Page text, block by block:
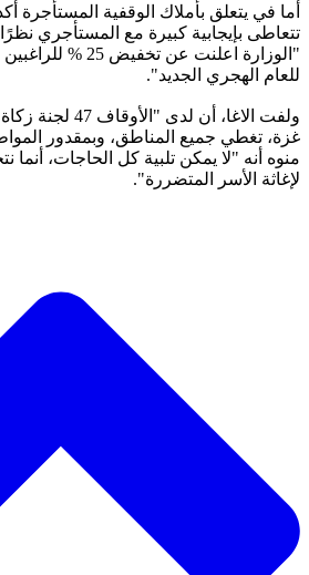
أما في يتعلق بأملاك الوقفية المستأجرة
تتعاطى بإيجابية كبيرة مع المستأجري
"الوزارة اعلنت عن
للعام الهجري الجديد".
ولفت الاغا، أن
غزة، تغطي جميع المناطق، وبمقدور
منوه أنه "لا يمكن تلبية كل الحاجات، أنما
لإغاثة الأسر المتضررة".